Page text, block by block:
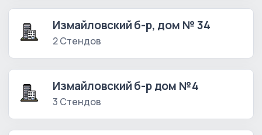
Измайловский б-р, дом № 34
2 Стендов
Измайловский б-р дом №4
3 Стендов